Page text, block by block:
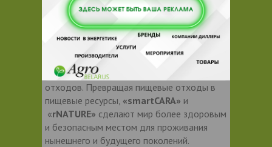
После десятилетия исследований и
разработок, компания SET создала
идеальное решение проблемы, актуальной
для всего мира - эффективную,
компактную, легкую в обращении
технологию компостирования пищевых
отходов. Превращая пищевые отходы в
пищевые ресурсы, «smartCARA» и
«rNATURE» сделают мир более здоровым
и безопасным местом для проживания
нынешнего и будущего поколений.